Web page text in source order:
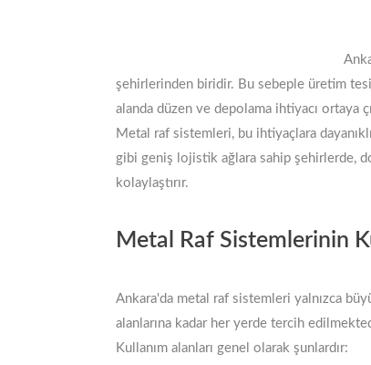
şehirlerinden biridir. Bu sebeple üretim
alanda düzen ve depolama ihtiyacı ortaya
Metal raf sistemleri, bu ihtiyaçlara
gibi geniş lojistik ağlara sahip şehirlerde,
kolaylaştırır.
Metal Raf Sistemlerinin
Ankara'da metal raf sistemleri yalnızca
alanlarına kadar her yerde tercih
Kullanım alanları genel olarak şunlardır: